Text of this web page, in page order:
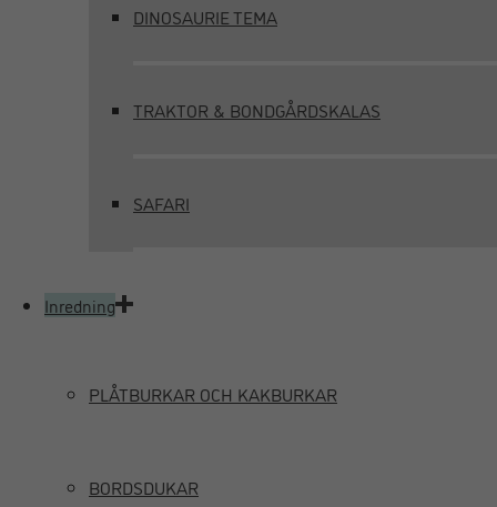
DINOSAURIE TEMA
TRAKTOR & BONDGÅRDSKALAS
SAFARI
Inredning
PLÅTBURKAR OCH KAKBURKAR
BORDSDUKAR